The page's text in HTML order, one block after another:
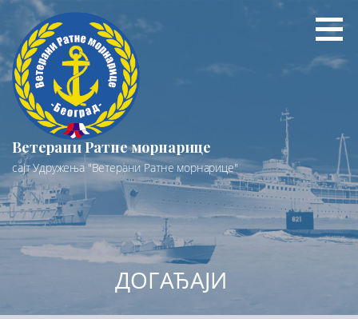
Preskoči
sadržaj
Ветерани Ратне морнарице
сајт Удружења "Ветерани Ратне морнарице"
ДОГАЂАЈИ